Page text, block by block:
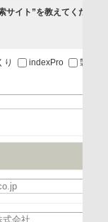
業/団体からの
署名、役職、
アドレス
サイト”を教えてください
り indexPro
製品ナ